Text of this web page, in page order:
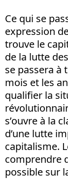
Ce qui se
expression
trouve le
de la lutte
se passera à
mois et les
qualifier la
s’ouvre à la
d’une lutte
capitalisme.
comprendre
possible sur